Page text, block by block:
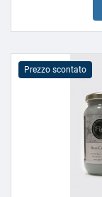
Prezzo scontato